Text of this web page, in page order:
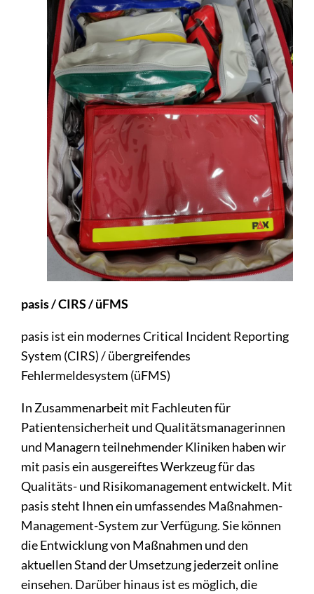
pasis / CIRS / üFMS
pasis ist ein modernes Critical Incident Reporting
System (CIRS) / übergreifendes
Fehlermeldesystem (üFMS)
In Zusammenarbeit mit Fachleuten für
Patientensicherheit und Qualitätsmanagerinnen
und Managern teilnehmender Kliniken haben wir
mit pasis ein ausgereiftes Werkzeug für das
Qualitäts- und Risikomanagement entwickelt. Mit
pasis steht Ihnen ein umfassendes Maßnahmen-
Management-System zur Verfügung. Sie können
die Entwicklung von Maßnahmen und den
aktuellen Stand der Umsetzung jederzeit online
einsehen. Darüber hinaus ist es möglich, die